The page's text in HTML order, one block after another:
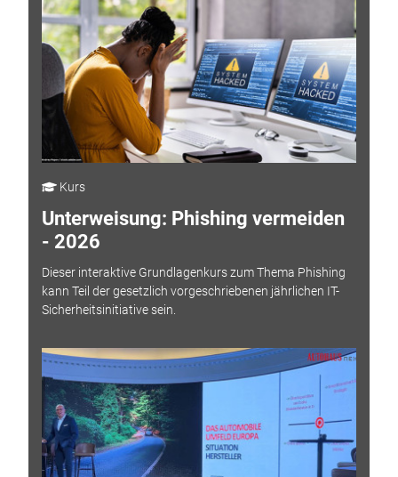
Kurs
Unterweisung: Phishing vermeiden
- 2026
Dieser interaktive Grundlagenkurs zum Thema Phishing
kann Teil der gesetzlich vorgeschriebenen jährlichen IT-
Sicherheitsinitiative sein.